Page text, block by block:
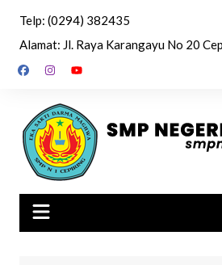
content
Telp: (0294) 382435
Alamat: Jl. Raya Karangayu No 20